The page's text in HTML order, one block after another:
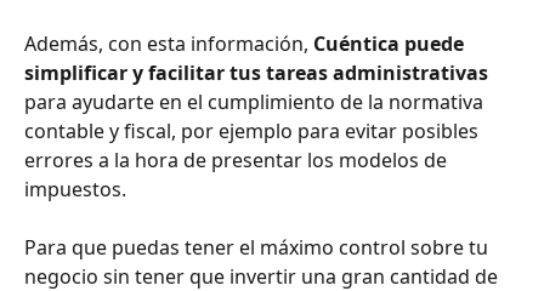
Además, con esta información, Cuéntica puede
simplificar y facilitar tus tareas administrativas
para ayudarte en el cumplimiento de la normativa
contable y fiscal, por ejemplo para evitar posibles
errores a la hora de presentar los modelos de
impuestos.
Para que puedas tener el máximo control sobre tu
negocio sin tener que invertir una gran cantidad de